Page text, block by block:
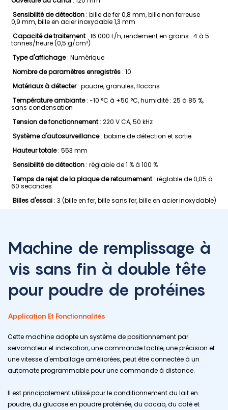
Sensibilité de détection: bille de fer 0,8 mm, bille non ferreuse
0,9 mm, bille en acier inoxydable 1,3 mm
Capacité de traitement: 16 000 L/h, rendement en grains : 4 à 5
tonnes/heure (0,5 g/cm³)
Type d'affichage: Numérique
Nombre de paramètres enregistrés: 10
Matériaux à détecter: poudre, granulés, flocons
Température ambiante: -10 °C à +50 °C, humidité : 25 à 85 %,
sans condensation
Tension de fonctionnement: 220 V CA, 50 kHz
Système d'autosurveillance: bobine de détection et sortie
Hauteur totale: 553 mm
Sensibilité de détection: réglable de 1 % à 100 %
Temps de rejet de la plaque de retournement: réglable de 0,05 à
60 secondes
Billes d'essai: 3 (bille en fer, bille sans fer, bille en acier inoxydable)
Machine de remplissage à
vis sans fin à double tête
pour poudre de protéines
Application Et Fonctionnalités
Cette machine adopte un système de positionnement par
servomoteur et indexation, une commande tactile, une précision et
une vitesse d'emballage améliorées, peut être connectée à un
automate programmable pour une commande à distance.
Il est principalement utilisé pour le conditionnement du lait en
poudre, du glucose en poudre protéinée, du cacao, du café et